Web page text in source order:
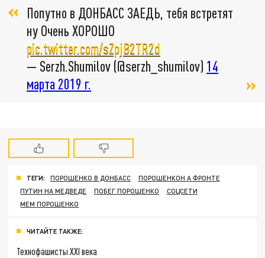
Попутно в ДОНБАСС ЗАЕДЬ, тебя встретят
ну Очень ХОРОШО
pic.twitter.com/sZpjB2TR2d
— Serzh.Shumilov (@serzh_shumilov) 14
марта 2019 г.
ТЕГИ: ПОРОШЕНКО В ДОНБАСС
ПОРОШЕНКОН А ФРОНТЕ
ПУТИН НА МЕДВЕДЕ
ПОБЕГ ПОРОШЕНКО
СОЦСЕТИ
МЕМ ПОРОШЕНКО
ЧИТАЙТЕ ТАКЖЕ:
Технофашисты XXI века